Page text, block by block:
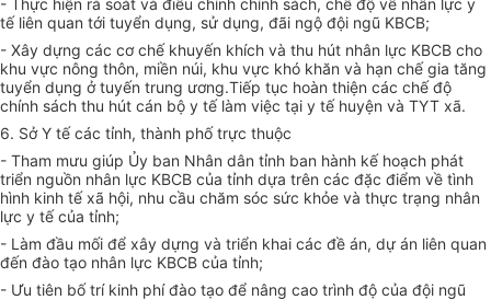
- Thực hiện rà soát và điều chỉnh chính sách, chế độ về nhân lực y
tế liên quan tới tuyển dụng, sử dụng, đãi ngộ đội ngũ KBCB;
- Xây dựng các cơ chế khuyến khích và thu hút nhân lực KBCB cho
khu vực nông thôn, miền núi, khu vực khó khăn và hạn chế gia tăng
tuyển dụng ở tuyến trung ương.Tiếp tục hoàn thiện các chế độ
chính sách thu hút cán bộ y tế làm việc tại y tế huyện và TYT xã.
6. Sở Y tế các tỉnh, thành phố trực thuộc
- Tham mưu giúp Ủy ban Nhân dân tỉnh ban hành kế hoạch phát
triển nguồn nhân lực KBCB của tỉnh dựa trên các đặc điểm về tình
hình kinh tế xã hội, nhu cầu chăm sóc sức khỏe và thực trạng nhân
lực y tế của tỉnh;
- Làm đầu mối để xây dựng và triển khai các đề án, dự án liên quan
đến đào tạo nhân lực KBCB của tỉnh;
- Ưu tiên bố trí kinh phí đào tạo để nâng cao trình độ của đội ngũ